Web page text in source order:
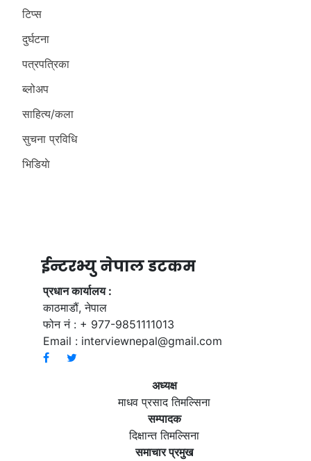
टिप्स
दुर्घटना
पत्रपत्रिका
ब्लोअप
साहित्य/कला
सुचना प्रविधि
भिडियाे
ईन्टरभ्यु नेपाल डटकम
प्रधान कार्यालय :
काठमाडौं, नेपाल
फोन नं : + 977-9851111013
Email : interviewnepal@gmail.com
अध्यक्ष
माधव प्रसाद तिमल्सिना
सम्पादक
दिक्षान्त तिमल्सिना
समाचार प्रमुख